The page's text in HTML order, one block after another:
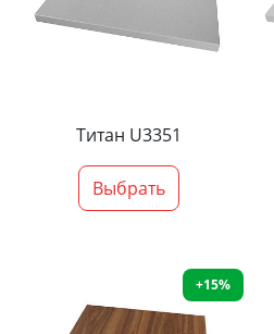
Титан U3351
Выбрать
+15%